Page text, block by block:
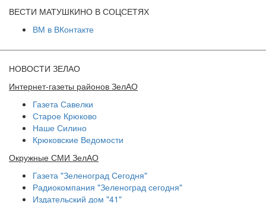
ВЕСТИ МАТУШКИНО В СОЦСЕТЯХ
ВМ в ВКонтакте
НОВОСТИ ЗЕЛАО
Интернет-газеты районов ЗелАО
Газета Савелки
Старое Крюково
Наше Силино
Крюковские Ведомости
Окружные СМИ ЗелАО
Газета "Зеленоград Сегодня"
Радиокомпания "Зеленоград сегодня"
Издательский дом "41"